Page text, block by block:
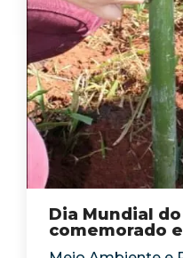
Dia Mundial
comemorado